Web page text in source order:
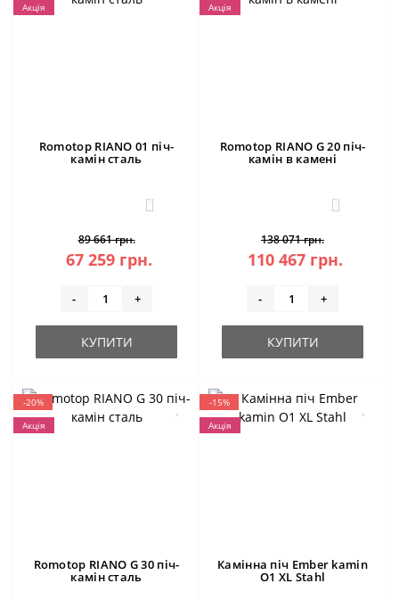
Акція
Romotop RIANO 01 піч-
камін сталь
3
89 661 грн.
67 259 грн.
- +
КУПИТИ
Акція
Romotop RIANO G 20 піч-
камін в камені
3
138 071 грн.
110 467 грн.
- +
КУПИТИ
-20%
Акція
Romotop RIANO G 30 піч-
камін сталь
-15%
Акція
Камінна піч Ember kamin
O1 XL Stahl